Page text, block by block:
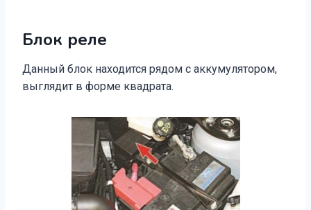
Блок реле
Данный блок находится рядом с аккумулятором,
выглядит в форме квадрата.